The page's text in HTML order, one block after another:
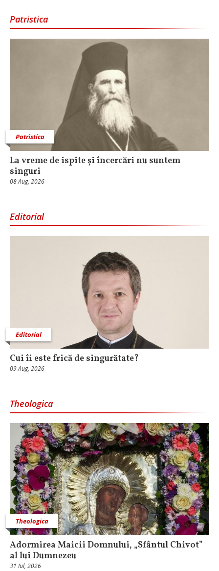
Patristica
Patristica
La vreme de ispite și încercări nu suntem
singuri
08 Aug, 2026
Editorial
Editorial
Cui îi este frică de singurătate?
09 Aug, 2026
Theologica
Theologica
Adormirea Maicii Domnului, „Sfântul Chivot”
al lui Dumnezeu
31 Iul, 2026